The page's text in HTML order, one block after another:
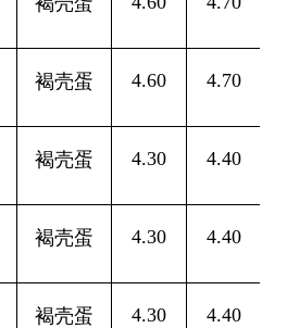
褐壳蛋 4.60 4.70
褐壳蛋 4.30 4.40
褐壳蛋 4.30 4.40
褐壳蛋 4.30 4.40